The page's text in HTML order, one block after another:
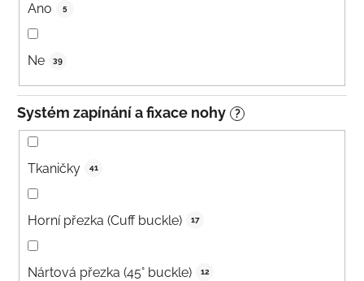
Ano 5
Ne 39
Systém zapínání a fixace nohy ?
Tkaničky 41
Horní přezka (Cuff buckle) 17
Nártová přezka (45° buckle) 12